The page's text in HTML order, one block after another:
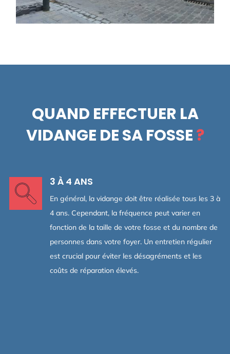
QUAND EFFECTUER LA
VIDANGE DE SA FOSSE?
3 À 4 ANS
En général, la vidange doit être réalisée tous les 3 à
4 ans. Cependant, la fréquence peut varier en
fonction de la taille de votre fosse et du nombre de
personnes dans votre foyer. Un entretien régulier
est crucial pour éviter les désagréments et les
coûts de réparation élevés.